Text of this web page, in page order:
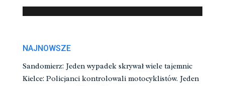
NAJNOWSZE
Sandomierz: Jeden wypadek skrywał wiele tajemnic
Kielce: Policjanci kontrolowali motocyklistów. Jeden